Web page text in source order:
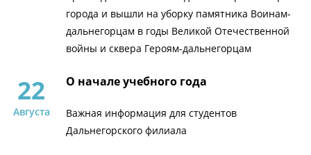
города и вышли на уборку памятника Воинам-
дальнегорцам в годы Великой Отечественной
войны и сквера Героям-дальнегорцам
22
Августа
О начале учебного года
Важная информация для студентов
Дальнегорского филиала